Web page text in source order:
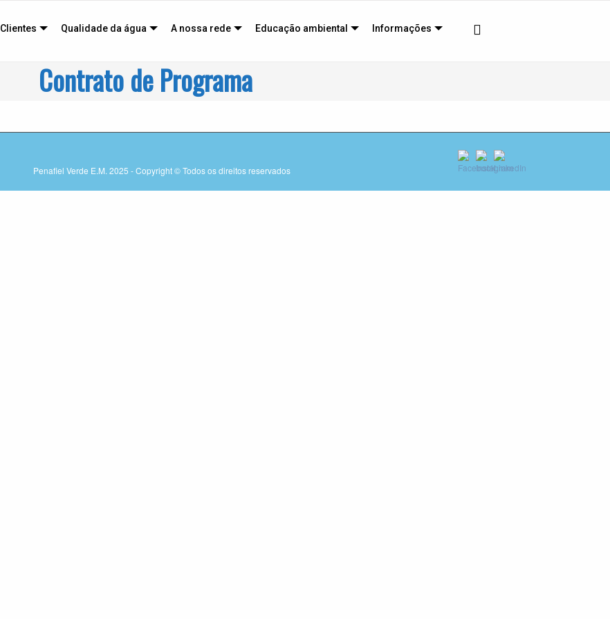
Clientes Qualidade da água A nossa rede Educação ambiental Informações
Contrato de Programa
Penafiel Verde E.M. 2025 - Copyright © Todos os direitos reservados